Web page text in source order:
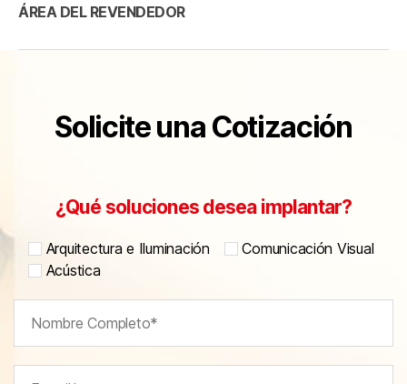
ÁREA DEL REVENDEDOR
Solicite una Cotización
¿Qué soluciones desea implantar?
Arquitectura e Iluminación
Comunicación Visual
Acústica